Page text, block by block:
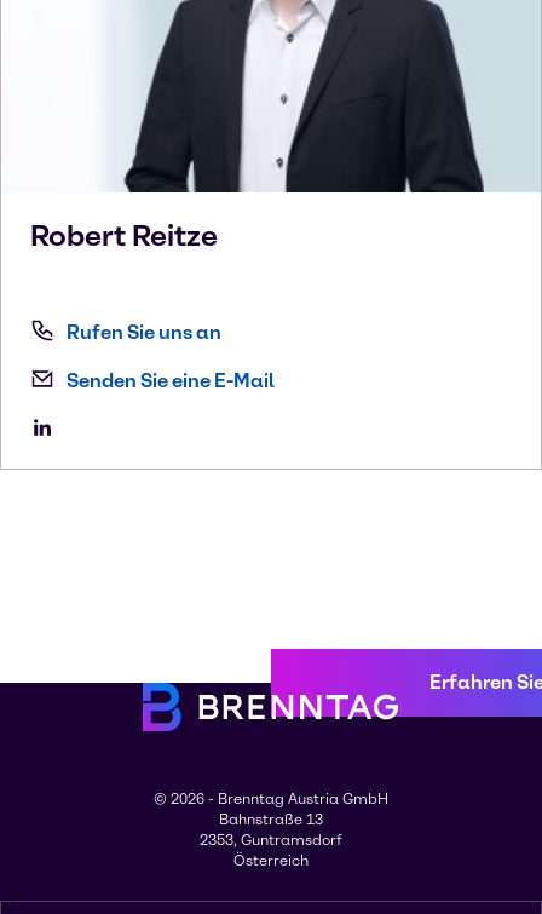
Robert Reitze
Rufen Sie uns an
Senden Sie eine E-Mail
Erfahren
© 2026 - Brenntag Austria GmbH
Bahnstraße 13
2353, Guntramsdorf
Österreich